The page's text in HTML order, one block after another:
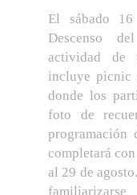
El sábado
Descenso
actividad de
incluye picnic
donde los
foto de
programación
completará
al 29 de